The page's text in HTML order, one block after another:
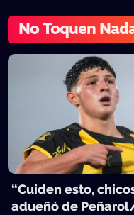
No Toquen
“Cuiden esto,
adueñó de